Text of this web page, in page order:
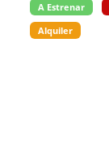
A Estrenar
Alquiler